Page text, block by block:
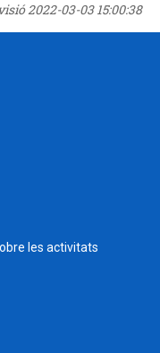
2022-03-03 15:00:38
les activitats